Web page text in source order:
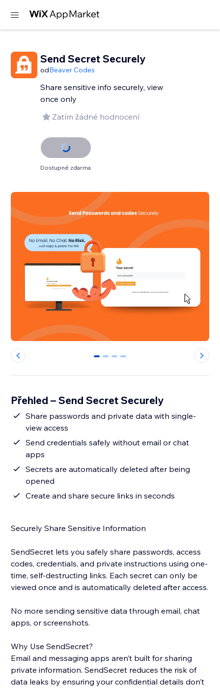
Send Secret Securely
odBeaver Codes
Share sensitive info securely, view
once only
Zatím žádné hodnocení
Dostupné zdarma
0 1 2 3
Přehled – Send Secret Securely
Share passwords and private data with single-
view access
Send credentials safely without email or chat
apps
Secrets are automatically deleted after being
opened
Create and share secure links in seconds
Securely Share Sensitive Information
SendSecret lets you safely share passwords, access
codes, credentials, and private instructions using one-
time, self-destructing links. Each secret can only be
viewed once and is automatically deleted after access.
No more sending sensitive data through email, chat
apps, or screenshots.
Why Use SendSecret?
Email and messaging apps aren’t built for sharing
private information. SendSecret reduces the risk of
data leaks by ensuring your confidential details don’t